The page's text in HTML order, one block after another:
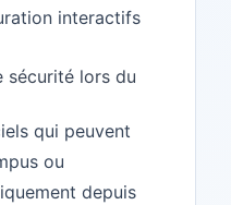
interactifs
sécurité lors du
qui peuvent
ou
depuis